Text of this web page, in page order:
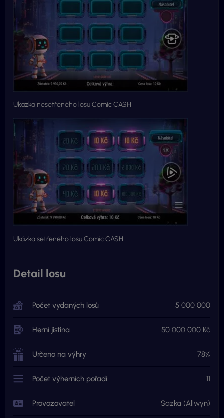
Ukázka nesetřeného losu Comic CASH
Ukázka setřeného losu Comic CASH
Detail losu
Počet vydaných losů 5 000 000
Herní jistina 50 000 000 Kč
Určeno na výhry 78%
Počet výherních pořadí 11
Provozovatel Sazka (Allwyn)